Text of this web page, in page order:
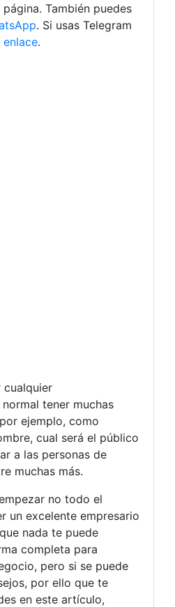
página. También puedes
. Si usas Telegram
enlace.
cualquier
tener muchas
ejemplo, como
cual será el público
a las personas de
muchas más.
no todo el
un excelente empresario
nada te puede
completa para
pero si se puede
por ello que te
en este artículo,